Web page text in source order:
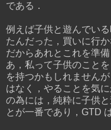
である．
例えば子供と遊んでい
たんだった，買いに行
だからあれとこれを準
あ，私って子供のこと
を持つかもしれません
はなく，やることを気
の為には，純粋に子供
とが一番であり，GTD